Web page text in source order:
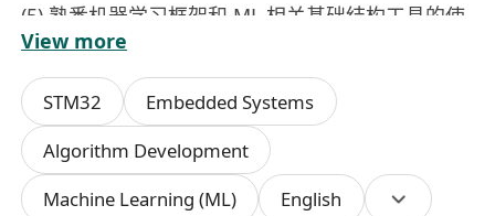
(5) 熟悉机器学习框架和 ML 相关基础结构工具的使
用经验；
(6) 具备中英文书面及普通话口语沟通能力；
(7)须持有或能在入职前获取在香港合法工作的权
利，工作地点在深圳市南山；
(8)优先考虑：
● 参加过Robocon/RoboMaster等机器人大赛者；
View more
STM32
Embedded Systems
Algorithm Development
Machine Learning (ML)
English